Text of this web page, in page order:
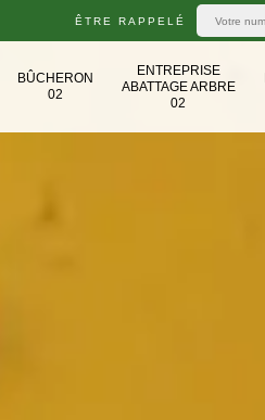
ÊTRE RAPPELÉ
BÛCHERON
02
ENTREPRISE
ABATTAGE ARBRE
02